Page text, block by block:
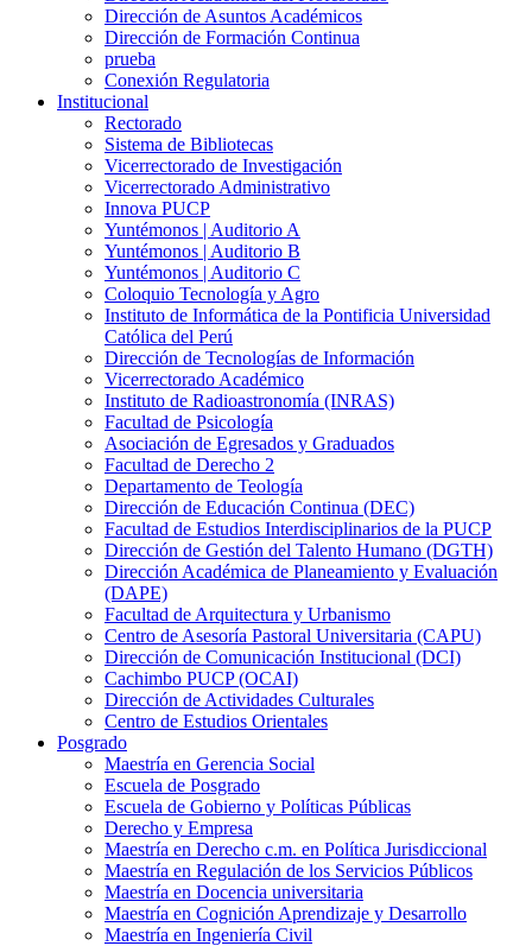
Dirección de Asuntos Académicos
Dirección de Formación Continua
prueba
Conexión Regulatoria
Institucional
Rectorado
Sistema de Bibliotecas
Vicerrectorado de Investigación
Vicerrectorado Administrativo
Innova PUCP
Yuntémonos | Auditorio A
Yuntémonos | Auditorio B
Yuntémonos | Auditorio C
Coloquio Tecnología y Agro
Instituto de Informática de la Pontificia Universidad
Católica del Perú
Dirección de Tecnologías de Información
Vicerrectorado Académico
Instituto de Radioastronomía (INRAS)
Facultad de Psicología
Asociación de Egresados y Graduados
Facultad de Derecho 2
Departamento de Teología
Dirección de Educación Continua (DEC)
Facultad de Estudios Interdisciplinarios de la PUCP
Dirección de Gestión del Talento Humano (DGTH)
Dirección Académica de Planeamiento y Evaluación
(DAPE)
Facultad de Arquitectura y Urbanismo
Centro de Asesoría Pastoral Universitaria (CAPU)
Dirección de Comunicación Institucional (DCI)
Cachimbo PUCP (OCAI)
Dirección de Actividades Culturales
Centro de Estudios Orientales
Posgrado
Maestría en Gerencia Social
Escuela de Posgrado
Escuela de Gobierno y Políticas Públicas
Derecho y Empresa
Maestría en Derecho c.m. en Política Jurisdiccional
Maestría en Regulación de los Servicios Públicos
Maestría en Docencia universitaria
Maestría en Cognición Aprendizaje y Desarrollo
Maestría en Ingeniería Civil